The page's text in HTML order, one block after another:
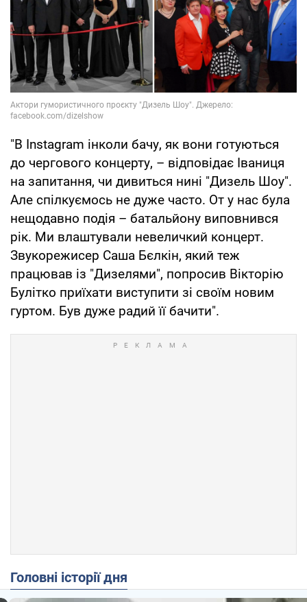
"В Instagram інколи бачу, як вони готуються
до чергового концерту, – відповідає Іваниця
на запитання, чи дивиться нині "Дизель Шоу".
Але спілкуємось не дуже часто. От у нас була
нещодавно подія – батальйону виповнився
рік. Ми влаштували невеличкий концерт.
Звукорежисер Саша Бєлкін, який теж
працював із "Дизелями", попросив Вікторію
Булітко приїхати виступити зі своїм новим
гуртом. Був дуже радий її бачити".
Головні історії дня